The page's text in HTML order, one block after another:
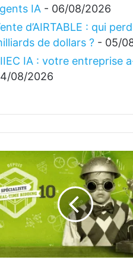
IA - 06/08/2026
d’AIRTABLE : qui
de dollars ? - 05/
IA : votre entreprise
08/2026